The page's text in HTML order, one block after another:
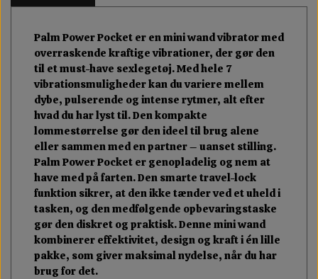
Palm Power Pocket er en mini wand vibrator med
overraskende kraftige vibrationer, der gør den
til et must-have sexlegetøj. Med hele 7
vibrationsmuligheder kan du variere mellem
dybe, pulserende og intense rytmer, alt efter
hvad du har lyst til. Den kompakte
lommestørrelse gør den ideel til brug alene
eller sammen med en partner – uanset stilling.
Palm Power Pocket er genopladelig og nem at
have med på farten. Den smarte travel-lock
funktion sikrer, at den ikke tænder ved et uheld i
tasken, og den medfølgende opbevaringstaske
gør den diskret og praktisk. Denne mini wand
kombinerer effektivitet, design og kraft i én lille
pakke, som giver maksimal nydelse, når du har
brug for det.